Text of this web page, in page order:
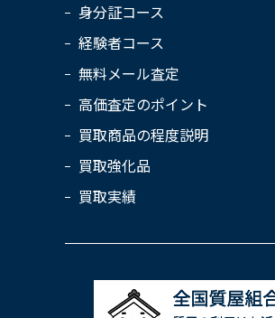
身分証コース
経験者コース
無料メール査定
高価査定のポイント
買取商品の程度説明
買取強化品
買取実績